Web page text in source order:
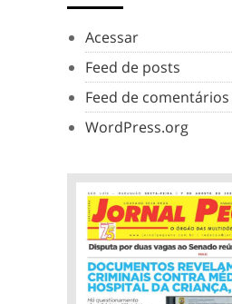
Acessar
Feed de posts
Feed de comentários
WordPress.org